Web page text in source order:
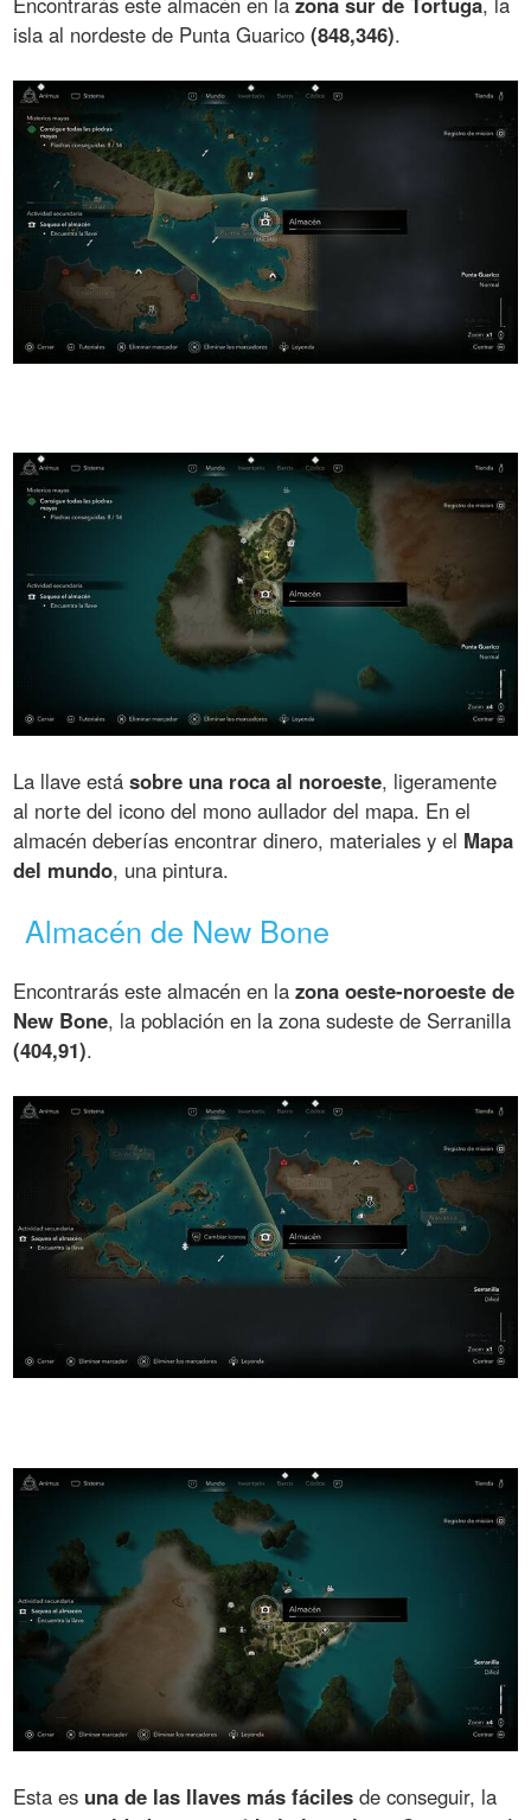
isla al nordeste de Punta Guarico(848,346).
La llave estásobre una roca al noroeste, ligeramente
al norte del icono del mono aullador del mapa. En el
almacén deberías encontrar dinero, materiales y el Mapa
del mundo, una pintura.
Almacén de New Bone
Encontrarás este almacén en lazona oeste-noroeste de
New Bone, la población en la zona sudeste de Serranilla
(404,91).
Esta es una de las llaves más fáciles de conseguir, la